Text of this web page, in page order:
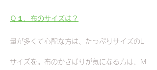
Ｑ１．布のサイズは？
量が多くて心配な方は、たっぷりサイズのL
サイズを。布のかさばりが気になる方は、M